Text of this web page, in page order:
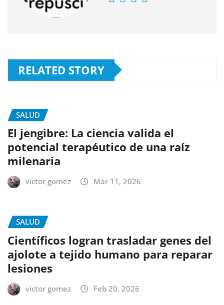
RELATED STORY
SALUD
El jengibre: La ciencia valida el
potencial terapéutico de una raíz
milenaria
victor gomez Mar 11, 2026
SALUD
Científicos logran trasladar genes del
ajolote a tejido humano para reparar
lesiones
victor gomez Feb 20, 2026